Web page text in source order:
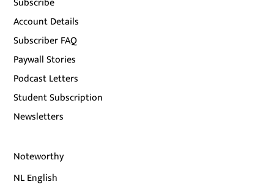
Account Details
Subscriber FAQ
Paywall Stories
Podcast Letters
Student Subscription
Newsletters
Noteworthy
NL English